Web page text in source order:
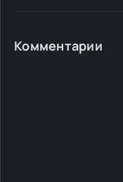
Комментарии